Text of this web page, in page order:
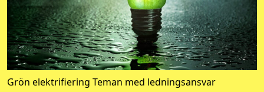
Grön elektrifiering Teman med ledningsansvar